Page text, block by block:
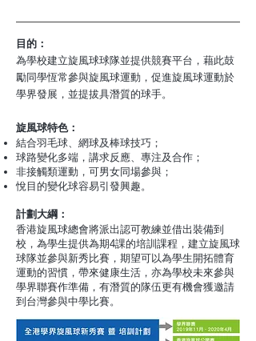
目的：
為學校建立旋風球球隊並提供競賽平台，藉此鼓
勵同學恆常參與旋風球運動，促進旋風球運動於
學界發展，並提拔具潛質的球手。
旋風球特色：
結合羽毛球、網球及棒球技巧；
球路變化多端，講求反應、專注及合作；
非接觸類運動，可男女同場參與；
悅目的變化球容易引發興趣。
計劃大綱：
香港旋風球總會將派出認可教練並借出裝備到
校，為學生提供為期4課的培訓課程，建立旋風球
球隊並參與新秀比賽，期望可以為學生開拓體育
運動的習慣，帶來健康生活，亦為學校未來參與
學界聯賽作準備，有潛質的隊伍更有機會獲邀請
到台灣參與中學比賽。